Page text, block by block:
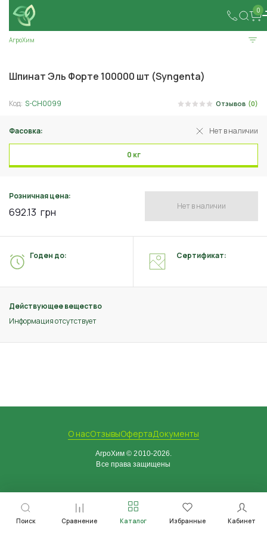
0
Поиск Сравнение Каталог Избранные Кабинет
АгроХим
Шпинат Эль Форте 100000 шт (Syngenta)
Код: S-CH0099 Отзывов (0)
Фасовка: Нет в наличии
0 кг
Розничная цена:
692.13 грн Нет в наличии
Действующее вещество
Информация отсутствует
Годен до: Сертификат:
О насОтзывыОфертаДокументы
АгроХим © 2010-2026.
Все права защищены